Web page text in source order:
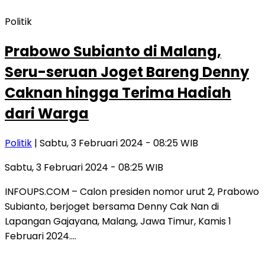
Politik
Prabowo Subianto di Malang,
Seru-seruan Joget Bareng Denny
Caknan hingga Terima Hadiah
dari Warga
Politik | Sabtu, 3 Februari 2024 - 08:25 WIB
Sabtu, 3 Februari 2024 - 08:25 WIB
INFOUPS.COM – Calon presiden nomor urut 2, Prabowo
Subianto, berjoget bersama Denny Cak Nan di
Lapangan Gajayana, Malang, Jawa Timur, Kamis 1
Februari 2024….